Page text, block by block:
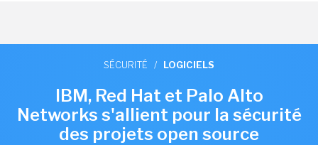
SÉCURITÉ / LOGICIELS
IBM, Red Hat et Palo Alto
Networks s'allient pour la sécurité
des projets open source